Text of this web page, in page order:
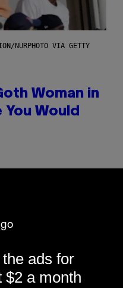
NURPHOTO VIA GETTY
Woman in
Would
ads for
$2 a month